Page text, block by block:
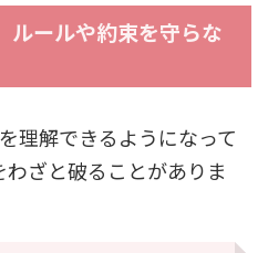
ルールや約束を守らな
理解できるようになって
ざと破ることがありま